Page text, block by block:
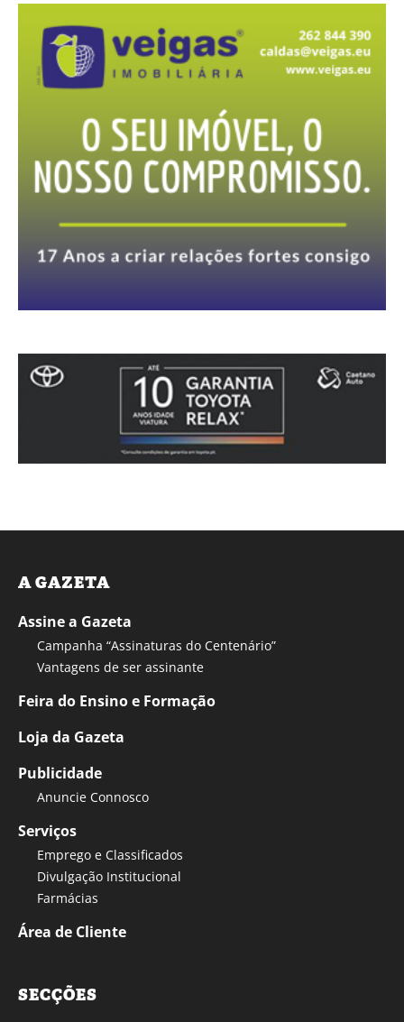
A GAZETA
Assine a Gazeta
Campanha “Assinaturas do Centenário”
Vantagens de ser assinante
Feira do Ensino e Formação
Loja da Gazeta
Publicidade
Anuncie Connosco
Serviços
Emprego e Classificados
Divulgação Institucional
Farmácias
Área de Cliente
SECÇÕES